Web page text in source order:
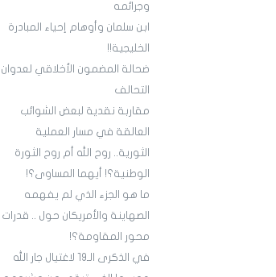
وجرائمه
ابن سلمان وأوهام إحياء المبادرة
الخليجية!!
ضحالة المضمون الأخلاقي لعدوان
التحالف
مقاربة نقدية لبعض الشوائب
العالقة في مسار العملية
الثورية.. روح الله أم روح الثورة
الوطنية؟! أيهما المساوى؟!
ما هو الجزء الذي لم يفهمه
الصهاينة والأمريكان حول .. قدرات
محور المقاومة؟!
في الذكرى الـ19 لاغتيال جار الله